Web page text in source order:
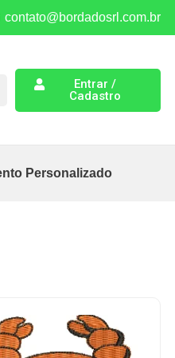
contato@bordadosrl.com.br
Entrar /
Cadastro
Personalizado